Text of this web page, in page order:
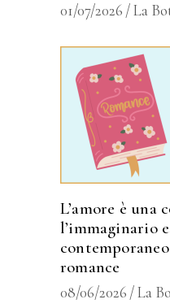
01/07/2026 La
L’amore è una
l’immaginario
romance
08/06/2026 La